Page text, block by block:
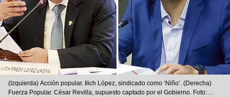
(Izquierda) Acción popular. Ilich López, sindicado como ‘Niño’. (Derecha)
Fuerza Popular. César Revilla, supuesto captado por el Gobierno. Foto: